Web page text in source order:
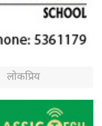
लोकप्रिय